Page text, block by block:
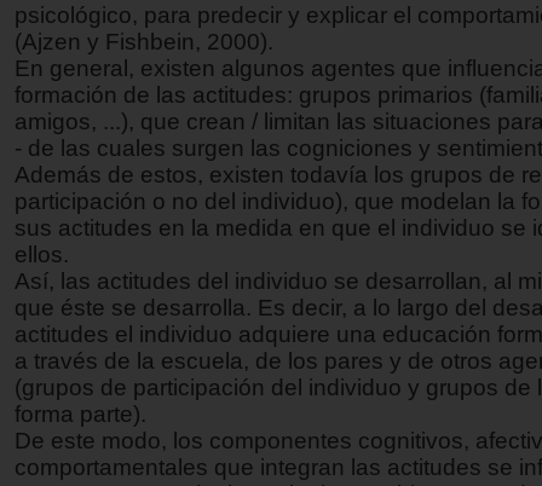
psicológico, para predecir y explicar el
(Ajzen y Fishbein, 2000).
En general, existen algunos agentes que
formación de las actitudes: grupos primarios
amigos, ...), que crean / limitan las situaciones
- de las cuales surgen las cogniciones y
Además de estos, existen todavía los grupos de
participación o no del individuo), que modelan la
sus actitudes en la medida en que el individuo se
ellos.
Así, las actitudes del individuo se desarrollan, al
que éste se desarrolla. Es decir, a lo largo del
actitudes el individuo adquiere una educación
a través de la escuela, de los pares y de otros
(grupos de participación del individuo y grupos de
forma parte).
De este modo, los componentes cognitivos,
comportamentales que integran las actitudes se